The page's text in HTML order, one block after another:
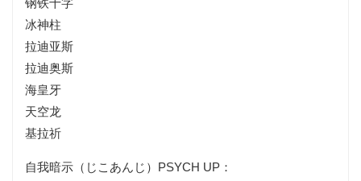
钢铁十字
冰神柱
拉迪亚斯
拉迪奥斯
海皇牙
天空龙
基拉祈
自我暗示（じこあんじ）PSYCH UP：